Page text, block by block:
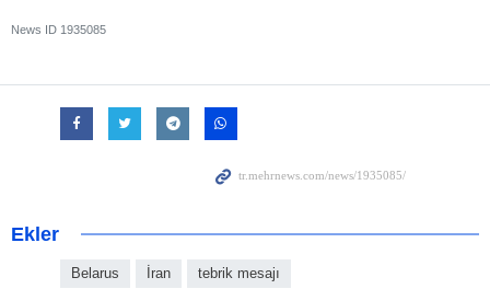
News ID 1935085
Ekler
Belarus İran tebrik mesajı